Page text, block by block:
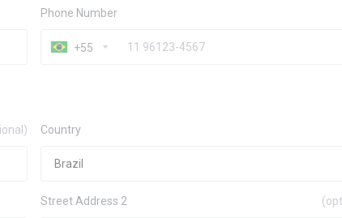
Phone Number
+55
Country
Street Address 2